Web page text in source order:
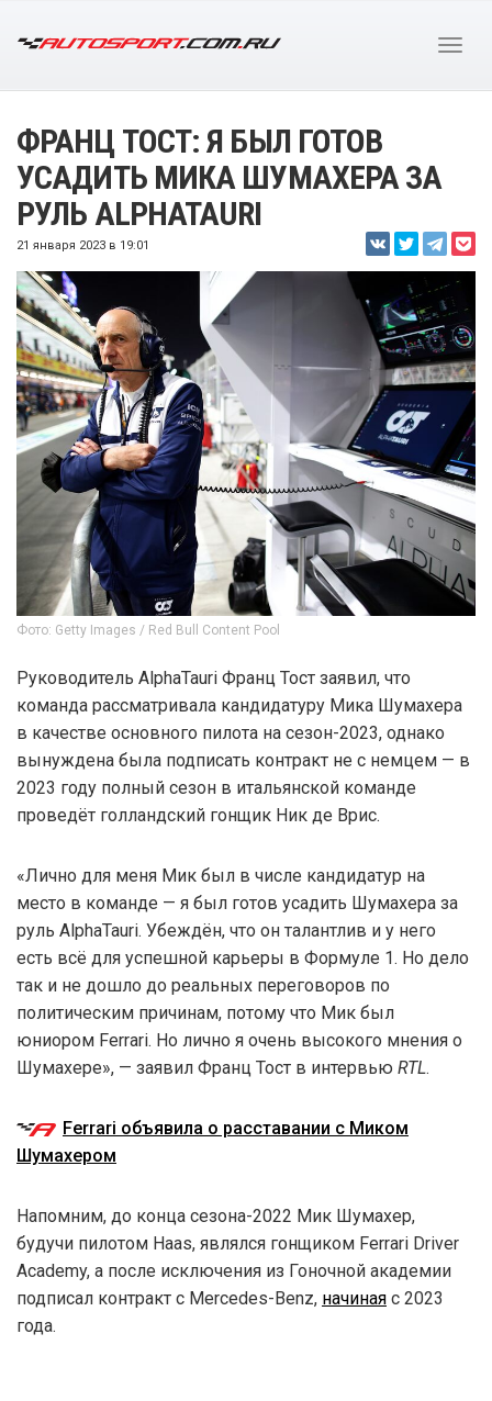
ФРАНЦ ТОСТ: Я БЫЛ ГОТОВ
УСАДИТЬ МИКА ШУМАХЕРА ЗА
РУЛЬ ALPHATAURI
21 января 2023 в 19:01
Фото: Getty Images / Red Bull Content Pool
Руководитель AlphaTauri Франц Тост заявил, что
команда рассматривала кандидатуру Мика Шумахера
в качестве основного пилота на сезон-2023, однако
вынуждена была подписать контракт не с немцем — в
2023 году полный сезон в итальянской команде
проведёт голландский гонщик Ник де Врис.
«Лично для меня Мик был в числе кандидатур на
место в команде — я был готов усадить Шумахера за
руль AlphaTauri. Убеждён, что он талантлив и у него
есть всё для успешной карьеры в Формуле 1. Но дело
так и не дошло до реальных переговоров по
политическим причинам, потому что Мик был
юниором Ferrari. Но лично я очень высокого мнения о
Шумахере», — заявил Франц Тост в интервью RTL.
Ferrari объявила о расставании с Миком
Шумахером
Напомним, до конца сезона-2022 Мик Шумахер,
будучи пилотом Haas, являлся гонщиком Ferrari Driver
Academy, а после исключения из Гоночной академии
подписал контракт с Mercedes-Benz, начиная с 2023
года.